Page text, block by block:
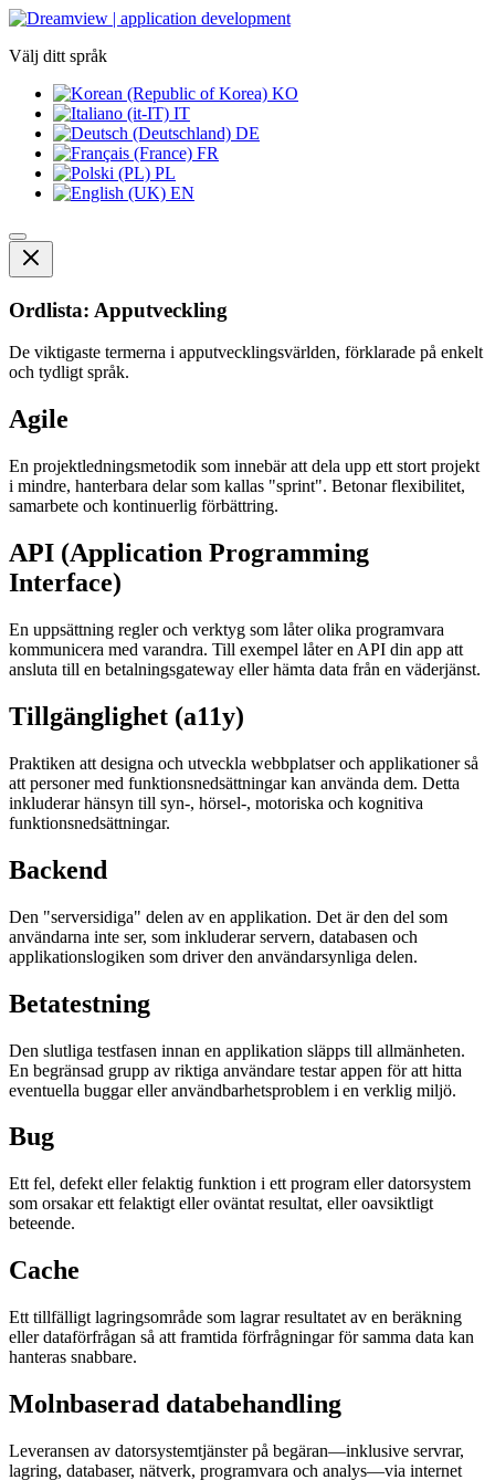
Välj ditt språk
KO
IT
DE
FR
PL
EN
Ordlista: Apputveckling
De viktigaste termerna i apputvecklingsvärlden, förklarade på enkelt
och tydligt språk.
Agile
En projektledningsmetodik som innebär att dela upp ett stort projekt
i mindre, hanterbara delar som kallas "sprint". Betonar flexibilitet,
samarbete och kontinuerlig förbättring.
API (Application Programming
Interface)
En uppsättning regler och verktyg som låter olika programvara
kommunicera med varandra. Till exempel låter en API din app att
ansluta till en betalningsgateway eller hämta data från en väderjänst.
Tillgänglighet (a11y)
Praktiken att designa och utveckla webbplatser och applikationer så
att personer med funktionsnedsättningar kan använda dem. Detta
inkluderar hänsyn till syn-, hörsel-, motoriska och kognitiva
funktionsnedsättningar.
Backend
Den "serversidiga" delen av en applikation. Det är den del som
användarna inte ser, som inkluderar servern, databasen och
applikationslogiken som driver den användarsynliga delen.
Betatestning
Den slutliga testfasen innan en applikation släpps till allmänheten.
En begränsad grupp av riktiga användare testar appen för att hitta
eventuella buggar eller användbarhetsproblem i en verklig miljö.
Bug
Ett fel, defekt eller felaktig funktion i ett program eller datorsystem
som orsakar ett felaktigt eller oväntat resultat, eller oavsiktligt
beteende.
Cache
Ett tillfälligt lagringsområde som lagrar resultatet av en beräkning
eller dataförfrågan så att framtida förfrågningar för samma data kan
hanteras snabbare.
Molnbaserad databehandling
Leveransen av datorsystemtjänster på begäran—inklusive servrar,
lagring, databaser, nätverk, programvara och analys—via internet